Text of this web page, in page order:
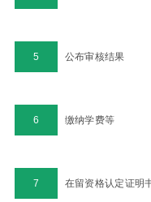
5 公布审核结果
6 缴纳学费等
7 在留资格认定证明